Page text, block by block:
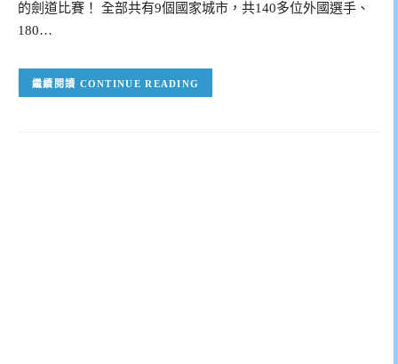
的劍道比賽！ 全部共有9個國家城市，共140多位外國選手、
180…
CONTINUE READING